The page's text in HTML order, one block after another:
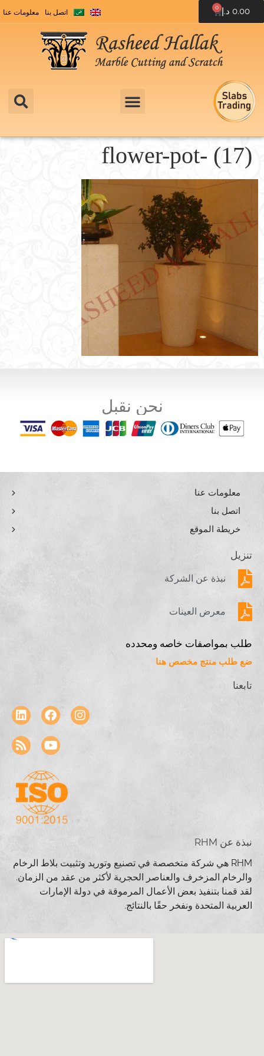
0.00 د.إ 0
اتصل بنا معلومات عنا
flower-pot- (17)
نحن نقبل
معلومات عنا
اتصل بنا
خريطة الموقع
تنزيل
نبذة عن الشركة
معرض العينات
طلب بمواصفات خاصه ومحدده
ضع طلب منتج مخصص هنا
تابعنا
نبذة عن RHM
RHM هي شركة متخصصة في تصنيع وتوريد وتثبيت بلاط الرخام
والرخام المزخرف والعناصر الحجرية لأكثر من عقد من الزمان.
لقد قمنا بتنفيذ بعض الأعمال المرموقة في دولة الإمارات
العربية المتحدة ونفخر حقًا بالنتائج.